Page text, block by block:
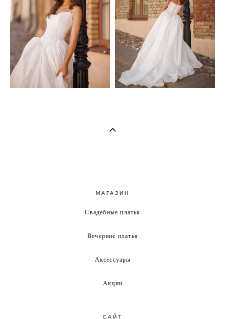
МАГАЗИН
Свадебные платья
Вечерние платья
Аксессуары
Акции
САЙТ